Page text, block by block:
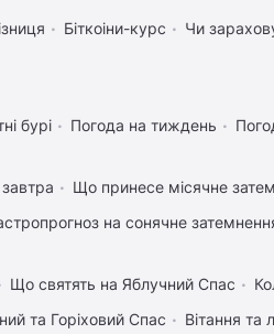
Біткоіни-курс
Чи
бурі Погода на тиждень
Що принесе місячне
на сонячне
Що святять на Яблучний Спас
та Горіховий Спас
Вітання та